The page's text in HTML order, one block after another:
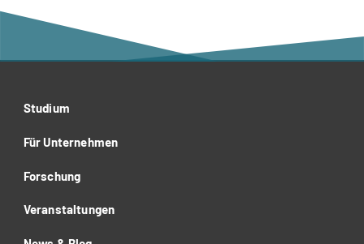
Studium
Für Unternehmen
Forschung
Veranstaltungen